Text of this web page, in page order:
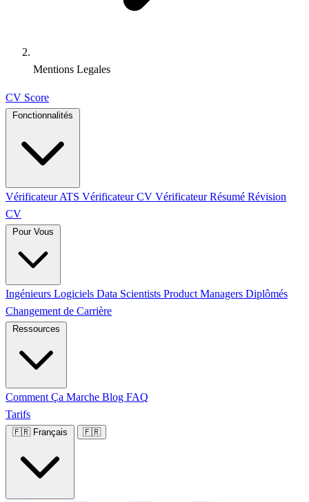
Mentions Legales
CV Score
Vérificateur ATS Vérificateur CV Vérificateur Résumé Révision
CV
Ingénieurs Logiciels Data Scientists Product Managers Diplômés
Changement de Carrière
Comment Ça Marche Blog FAQ
Tarifs
🇫🇷 Français 🇫🇷